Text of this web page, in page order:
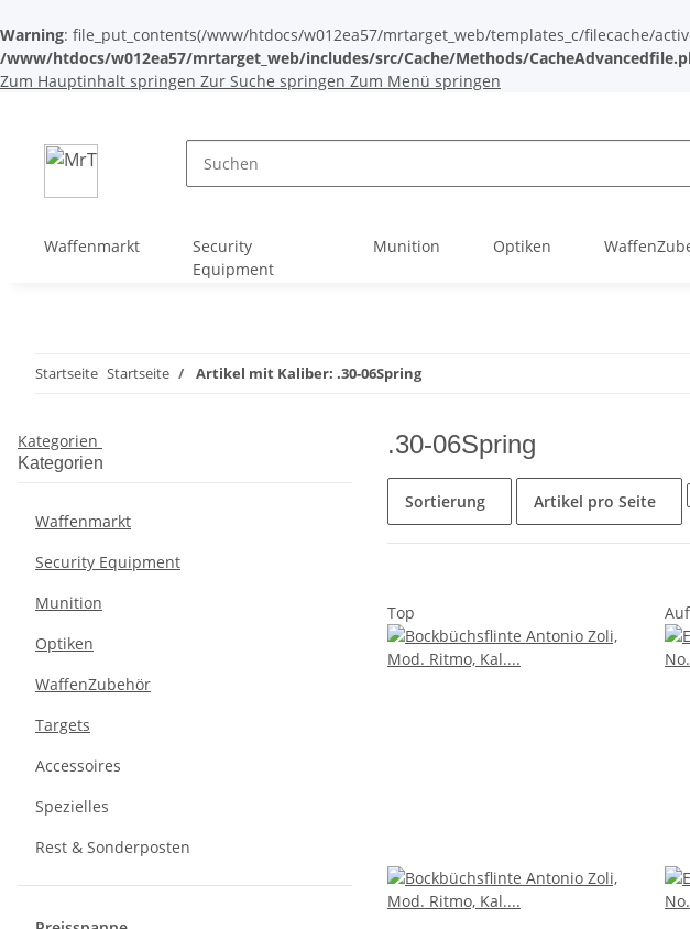
Warning: file_put_contents(/www/htdocs/w012ea57/mrtarget_web/templates_c/filecache/
/www/htdocs/w012ea57/mrtarget_web/includes/src/Cache/Methods/
Zum Hauptinhalt springen Zur Suche springen Zum Menü springen
Waffenmarkt
Security
Equipment
Munition Optiken
Startseite Startseite Artikel mit Kaliber: .30-06Spring
.30-06Spring
Sortierung Artikel pro Seite
Top
Kategorien
Kategorien
Waffenmarkt
Security Equipment
Munition
Optiken
WaffenZubehör
Targets
Accessoires
Spezielles
Rest & Sonderposten